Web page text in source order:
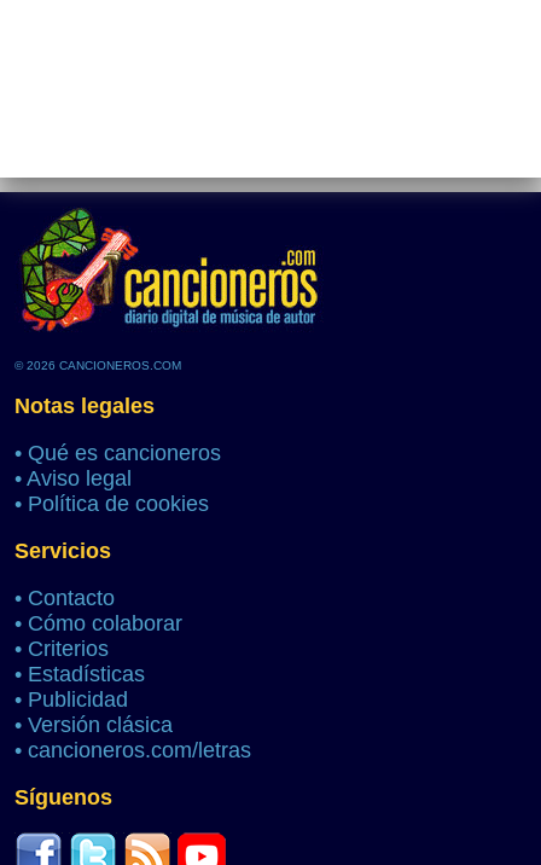
© 2026 CANCIONEROS.COM
Notas legales
• Qué es cancioneros
• Aviso legal
• Política de cookies
Servicios
• Contacto
• Cómo colaborar
• Criterios
• Estadísticas
• Publicidad
• Versión clásica
• cancioneros.com/letras
Síguenos